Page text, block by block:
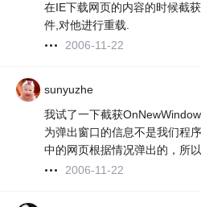
在IE下载网页的内容的时候截
件,对他进行重载.
2006-11-22
sunyuzhe
我试了一下截获
为弹出窗口的信息不是我们程
中的网页根据情况弹出的，所
2006-11-22